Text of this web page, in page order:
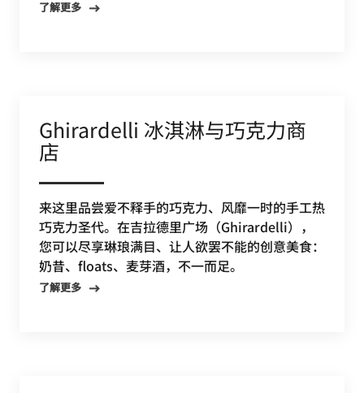
了解更多
Ghirardelli 冰淇淋与巧克力商
店
来这里品尝爱不释手的巧克力、风靡一时的手工热
巧克力圣代。在吉拉德里广场（Ghirardelli），
您可以尽享琳琅满目、让人欲罢不能的创意美食：
奶昔、floats、麦芽酒，不一而足。
了解更多